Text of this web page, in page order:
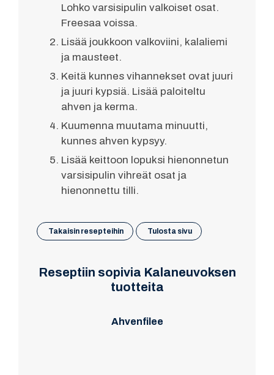
Lohko varsisipulin valkoiset osat.
Freesaa voissa.
Lisää joukkoon valkoviini, kalaliemi
ja mausteet.
Keitä kunnes vihannekset ovat juuri
ja juuri kypsiä. Lisää paloiteltu
ahven ja kerma.
Kuumenna muutama minuutti,
kunnes ahven kypsyy.
Lisää keittoon lopuksi hienonnetun
varsisipulin vihreät osat ja
hienonnettu tilli.
Takaisin resepteihin Tulosta sivu
Reseptiin sopivia Kalaneuvoksen
tuotteita
Ahvenfilee